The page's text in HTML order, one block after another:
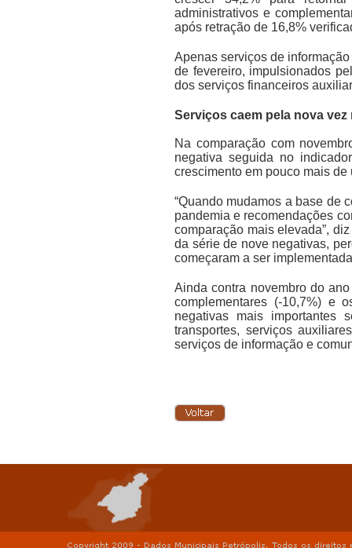
administrativos e
após retração de 16,8%
Apenas serviços de
de fevereiro, impulsionados
dos serviços financeiros
Serviços caem pela nova
Na comparação com
negativa seguida no
crescimento em pouco mais
“Quando mudamos a base de
pandemia e recomendações
comparação mais elevada”,
da série de nove negativas,
começaram a ser
Ainda contra novembro do
complementares (-10,7%) e
negativas mais importantes
transportes, serviços
serviços de informação e